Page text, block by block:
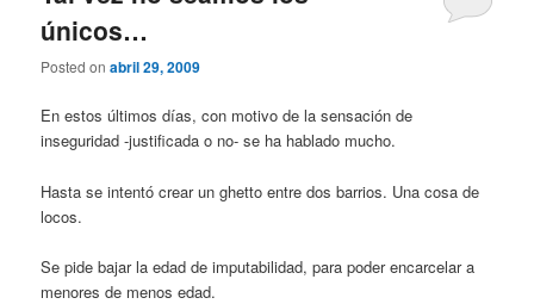
únicos…
Posted onabril 29, 2009
En estos últimos días, con motivo de la sensación de
inseguridad -justificada o no- se ha hablado mucho.
Hasta se intentó crear un ghetto entre dos barrios. Una cosa de
locos.
Se pide bajar la edad de imputabilidad, para poder encarcelar a
menores de menos edad.